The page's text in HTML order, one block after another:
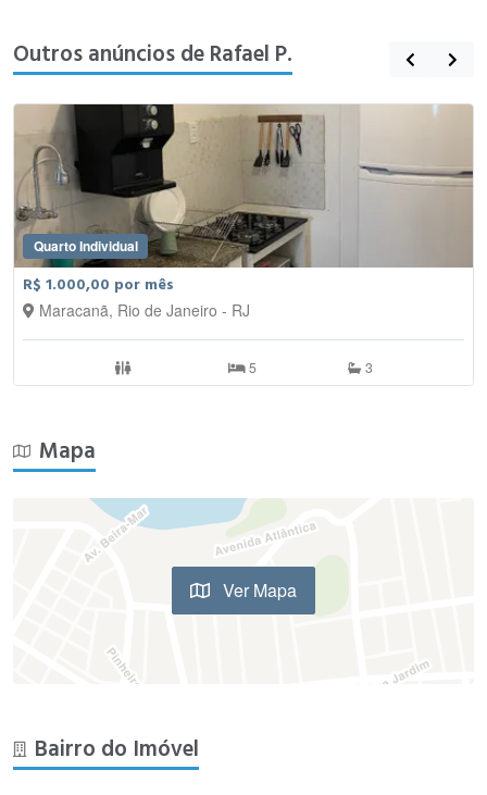
Outros anúncios de Rafael P.
Quarto Individual
R$ 1.000,00 por mês
Maracanã, Rio de Janeiro - RJ
5 3
Mapa
Ver Mapa
Bairro do Imóvel